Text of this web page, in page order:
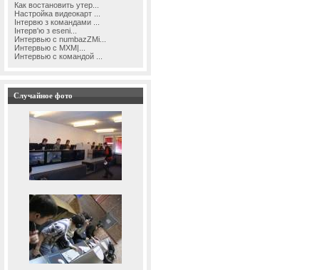
Как востановить утер...
Настройка видеокарт ...
Інтервю з командами ...
Інтерв'ю з eseni...
Интервью с numbazZMi...
Интервью с MXM|...
Интервью с командой ...
Случайное фото